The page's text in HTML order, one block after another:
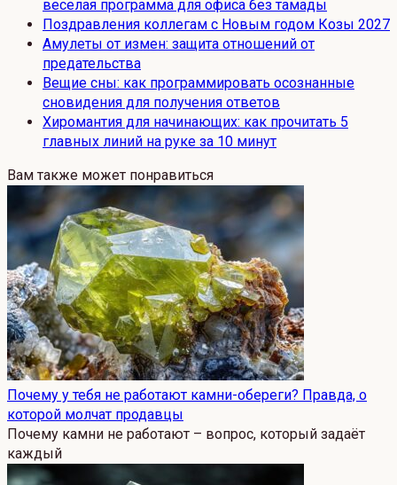
веселая программа для офиса без тамады
Поздравления коллегам с Новым годом Козы 2027
Амулеты от измен: защита отношений от
предательства
Вещие сны: как программировать осознанные
сновидения для получения ответов
Хиромантия для начинающих: как прочитать 5
главных линий на руке за 10 минут
Вам также может понравиться
Почему у тебя не работают камни-обереги? Правда, о
которой молчат продавцы
Почему камни не работают – вопрос, который задаёт
каждый